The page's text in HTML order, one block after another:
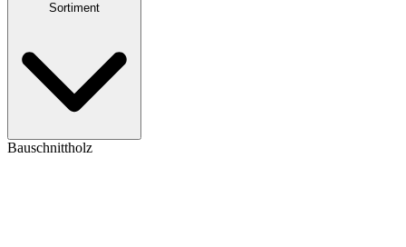
Sortiment
Bauschnittholz